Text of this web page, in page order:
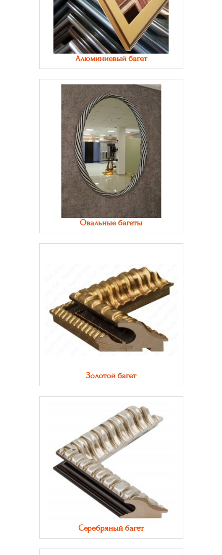
Алюминиевый багет
Овальные багеты
Золотой багет
Серебряный багет